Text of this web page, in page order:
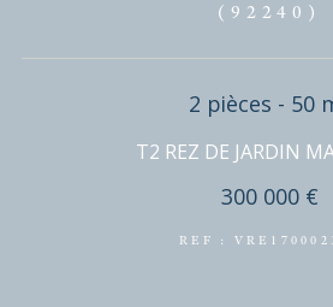
2 pièces -